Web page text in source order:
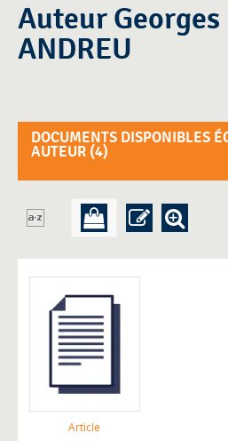
Auteur Georges
ANDREU
DOCUMENTS DISPONIBLES
AUTEUR (4)
Article